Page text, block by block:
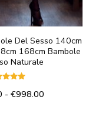
Del Sesso 140cm
168cm Bambole
Naturale
5.00
- €998.00